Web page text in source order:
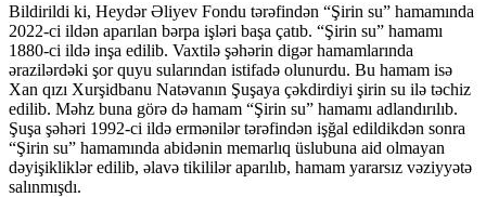
Bildirildi ki, Heydər Əliyev Fondu tərəfindən “Şirin su” hamamında
2022-ci ildən aparılan bərpa işləri başa çatıb. “Şirin su” hamamı
1880-ci ildə inşa edilib. Vaxtilə şəhərin digər hamamlarında
ərazilərdəki şor quyu sularından istifadə olunurdu. Bu hamam isə
Xan qızı Xurşidbanu Natəvanın Şuşaya çəkdirdiyi şirin su ilə təchiz
edilib. Məhz buna görə də hamam “Şirin su” hamamı adlandırılıb.
Şuşa şəhəri 1992-ci ildə ermənilər tərəfindən işğal edildikdən sonra
“Şirin su” hamamında abidənin memarlıq üslubuna aid olmayan
dəyişikliklər edilib, əlavə tikililər aparılıb, hamam yararsız vəziyyətə
salınmışdı.